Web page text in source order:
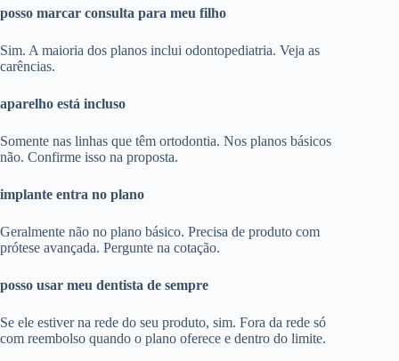
posso marcar consulta para meu filho
Sim. A maioria dos planos inclui odontopediatria. Veja as
carências.
aparelho está incluso
Somente nas linhas que têm ortodontia. Nos planos básicos
não. Confirme isso na proposta.
implante entra no plano
Geralmente não no plano básico. Precisa de produto com
prótese avançada. Pergunte na cotação.
posso usar meu dentista de sempre
Se ele estiver na rede do seu produto, sim. Fora da rede só
com reembolso quando o plano oferece e dentro do limite.